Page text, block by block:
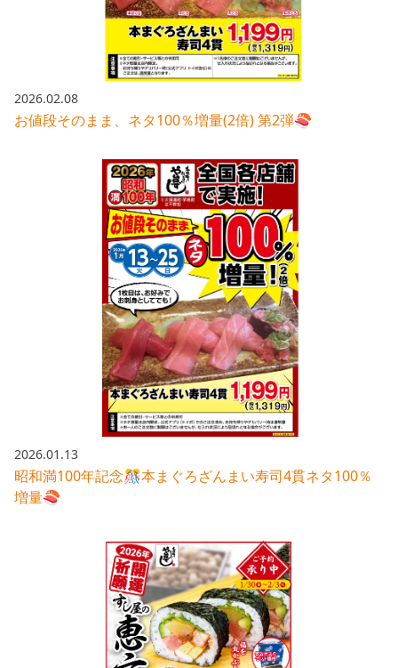
2026.02.08
お値段そのまま、ネタ100％増量(2倍) 第2弾🍣
2026.01.13
昭和満100年記念🎊本まぐろざんまい寿司4貫ネタ100％
増量🍣